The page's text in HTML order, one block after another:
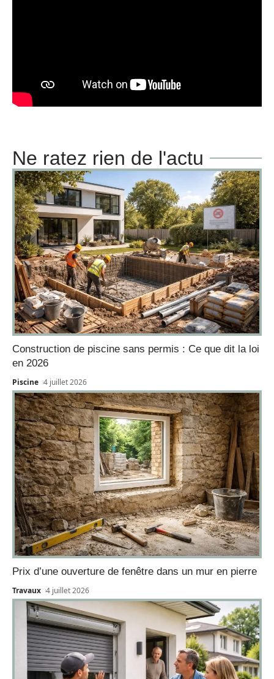
Ne ratez rien de l'actu
Construction de piscine sans permis : Ce que dit la loi
en 2026
Piscine 4 juillet 2026
Prix d’une ouverture de fenêtre dans un mur en pierre
Travaux 4 juillet 2026